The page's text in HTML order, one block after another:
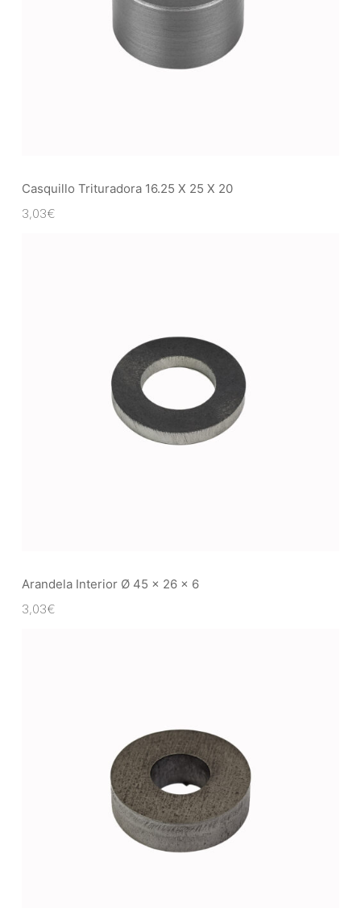
Casquillo Trituradora 16.25 X 25 X 20
3,03€
Arandela Interior Ø 45 x 26 x 6
3,03€